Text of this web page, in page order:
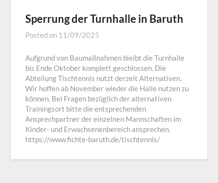
Sperrung der Turnhalle in Baruth
Posted on 11/09/2025
Aufgrund von Baumaßnahmen bleibt die Turnhalle
bis Ende Oktober komplett geschlossen. Die
Abteilung Tischtennis nutzt derzeit Alternativen.
Wir hoffen ab November wieder die Halle nutzen zu
können. Bei Fragen bezüglich der alternativen
Trainingsort bitte die entsprechenden
Ansprechpartner der einzelnen Mannschaften im
Kinder- und Erwachsenenbereich ansprechen.
https://www.fichte-baruth.de/tischtennis/